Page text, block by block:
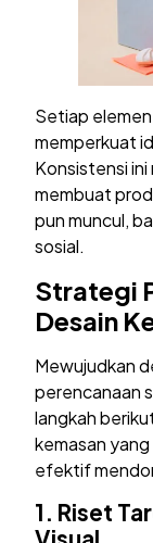
Setiap
memperkuat
Konsistensi
membuat
pun muncul,
sosial.
Strategi
Desain
Mewujudkan
perencanaan
langkah
kemasan
efektif
1. Riset